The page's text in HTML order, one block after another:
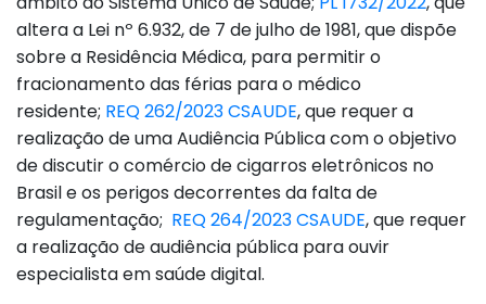
altera a Lei nº 6.932, de 7 de julho de 1981, que dispõe
sobre a Residência Médica, para permitir o
fracionamento das férias para o médico
residente; REQ 262/2023 CSAUDE, que requer a
realização de uma Audiência Pública com o objetivo
de discutir o comércio de cigarros eletrônicos no
Brasil e os perigos decorrentes da falta de
regulamentação; REQ 264/2023 CSAUDE, que requer
a realização de audiência pública para ouvir
especialista em saúde digital.